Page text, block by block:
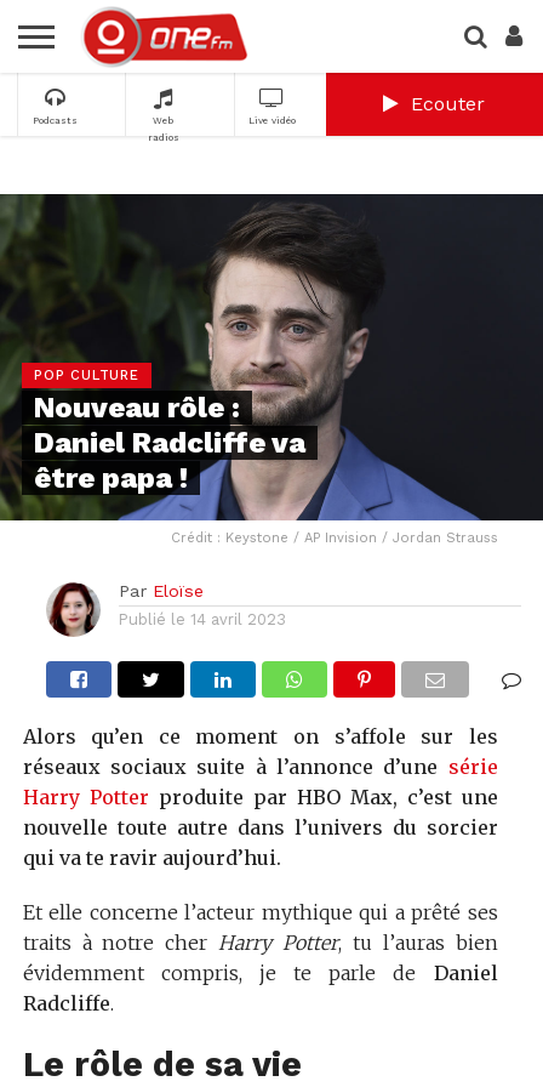
Podcasts
Web
radios
Live vidéo
Ecouter
POP CULTURE
Nouveau rôle :
Daniel Radcliffe va
être papa !
Crédit : Keystone / AP Invision / Jordan Strauss
Par Eloïse
Publié le 14 avril 2023
Alors qu’en ce moment on s’affole sur les
réseaux sociaux suite à l’annonce d’une série
Harry Potter produite par HBO Max, c’est une
nouvelle toute autre dans l’univers du sorcier
qui va te ravir aujourd’hui.
Et elle concerne l’acteur mythique qui a prêté ses
traits à notre cher Harry Potter, tu l’auras bien
évidemment compris, je te parle de Daniel
Radcliffe.
Le rôle de sa vie